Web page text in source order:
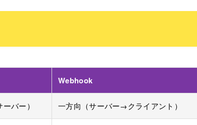
Webhook
バー） 一方向（サーバー→クライアント）